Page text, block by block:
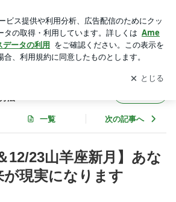
らしく生きる♡生まれ持った魅力を引
して ブログの更新通知
を受け取りまし
開く
法
一覧 次の記事へ
12/23山羊座新月】あな
現実になります